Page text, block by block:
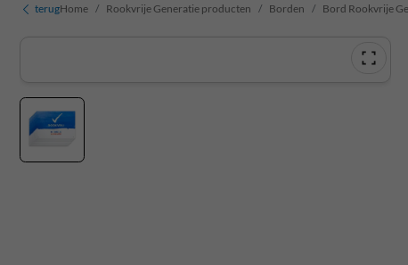
terugHome Rookvrije Generatie producten Borden Bord Rookvrije